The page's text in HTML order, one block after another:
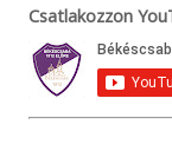
Csatlakozzon